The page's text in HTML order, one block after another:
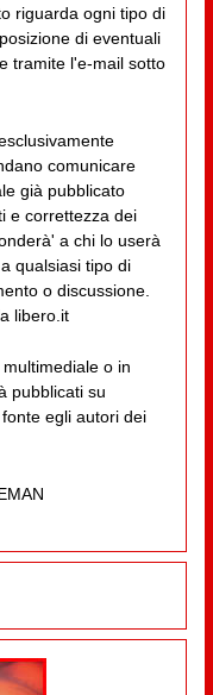
riguarda ogni tipo di
di eventuali
tramite l'e-mail sotto
comunicare
già pubblicato
e correttezza dei
a chi lo userà
qualsiasi tipo di
o discussione.
libero.it
o in
pubblicati su
egli autori dei